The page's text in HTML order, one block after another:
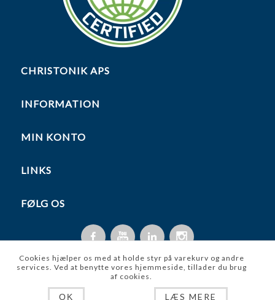
CHRISTONIK APS
INFORMATION
MIN KONTO
LINKS
FØLG OS
Copyright © 2026 Christonik ApS. Alle rettigheder forbeholdt.
Cookies hjælper os med at holde styr på varekurv og andre
services. Ved at benytte vores hjemmeside, tillader du brug
af cookies.
OK LÆS MERE